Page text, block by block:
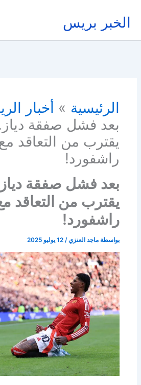
المحتوى
الخبر بريس
الرئيسية
أخبار
بعد فشل صفقة
يقترب من التعاقد
راشفورد!
بعد فشل صفقة
يقترب من التعاقد
راشفورد!
بواسطة ماجد العنزي/12 يوليو 2025